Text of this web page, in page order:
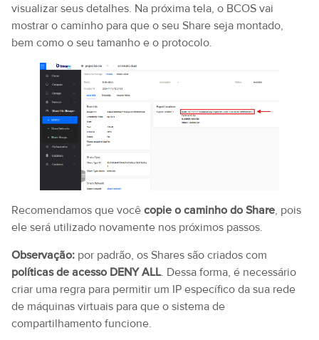
visualizar seus detalhes. Na próxima tela, o BCOS vai
mostrar o caminho para que o seu Share seja montado,
bem como o seu tamanho e o protocolo.
Recomendamos que você copie o caminho do Share, pois
ele será utilizado novamente nos próximos passos.
Observação: por padrão, os Shares são criados com
políticas de acesso DENY ALL. Dessa forma, é necessário
criar uma regra para permitir um IP específico da sua rede
de máquinas virtuais para que o sistema de
compartilhamento funcione.